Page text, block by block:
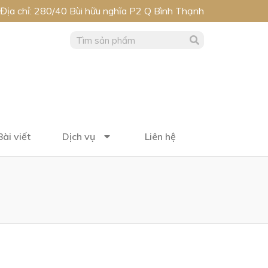
Địa chỉ: 280/40 Bùi hữu nghĩa P2 Q Bình Thạnh
viết Dịch vụ Liên hệ